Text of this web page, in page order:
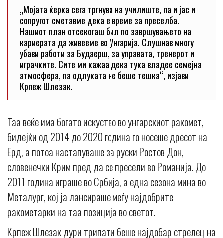
„Мојата ќерка сега тргнува на училиште, па и јас и
сопругот сметавме дека е време за преселба.
Нашиот план отсекогаш бил по завршувањето на
кариерата да живееме во Унгарија. Слушнав многу
убави работи за Будаерш, за управата, тренерот и
играчките. Сите ми кажаа дека тука владее семејна
атмосфера, па одлуката не беше тешка“, изјави
Крпеж Шлезак.
Таа веќе има богато искуство во унгарскиот ракомет,
бидејќи од 2014 до 2020 година го носеше дресот на
Ерд, а потоа настапуваше за руски Ростов Дон,
словенечки Крим пред да се пресели во Романија. Дo
2011 година играше во Србија, а една сезона мина во
Металург, кој ја лансираше меѓу најдобрите
ракометарки на таа позиција во светот.
Крпеж Шлезак дури трипати беше најдобар стрелец на